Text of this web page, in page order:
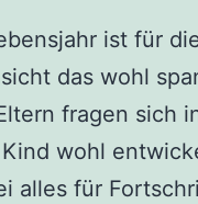
ist für
das wohl
fragen sich
wohl
alles für